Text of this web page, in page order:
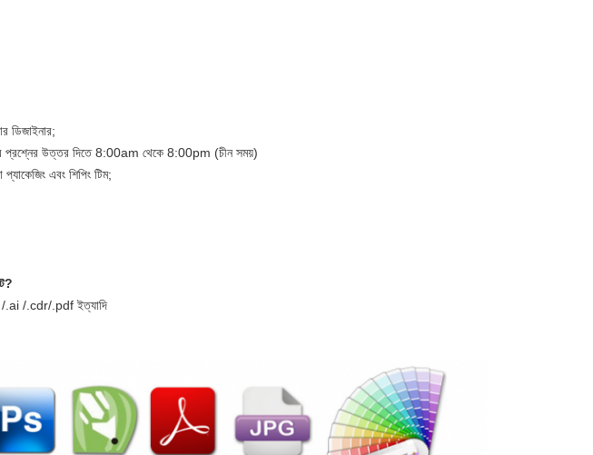
ডিজাইনার;
প্রশ্নের উত্তর দিতে 8:00am থেকে 8:00pm (চীন সময়)
এবং শিপিং টিম;
.ai /.cdr/.pdf ইত্যাদি